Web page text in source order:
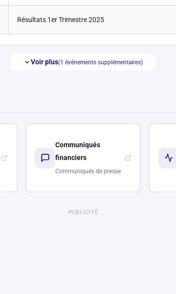
Résultats 1er Trimestre 2025
Voir plus(1 événements supplémentaires)
Communiqués
financiers
Communiqués de presse
PUBLICITÉ